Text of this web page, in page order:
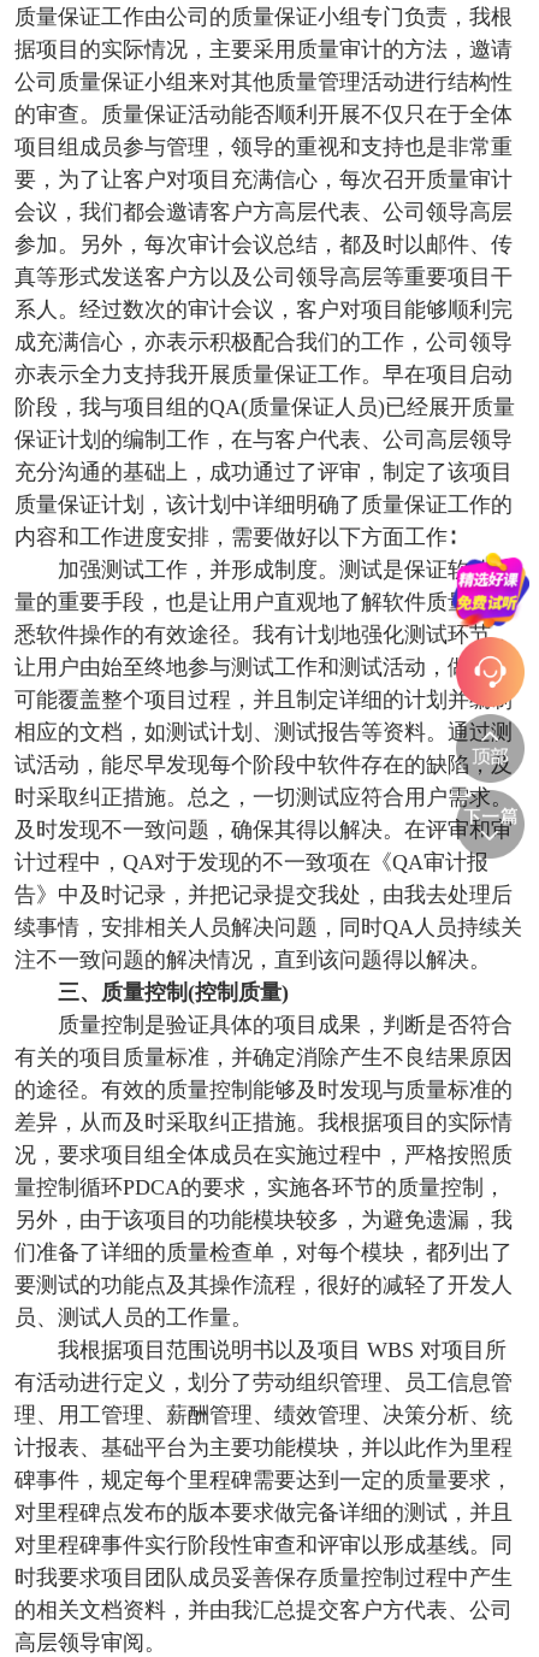
质量保证工作由公司的质量保证小组专门负责，我根
据项目的实际情况，主要采用质量审计的方法，邀请
公司质量保证小组来对其他质量管理活动进行结构性
的审查。质量保证活动能否顺利开展不仅只在于全体
项目组成员参与管理，领导的重视和支持也是非常重
要，为了让客户对项目充满信心，每次召开质量审计
会议，我们都会邀请客户方高层代表、公司领导高层
参加。另外，每次审计会议总结，都及时以邮件、传
真等形式发送客户方以及公司领导高层等重要项目干
系人。经过数次的审计会议，客户对项目能够顺利完
成充满信心，亦表示积极配合我们的工作，公司领导
亦表示全力支持我开展质量保证工作。早在项目启动
阶段，我与项目组的QA(质量保证人员)已经展开质量
保证计划的编制工作，在与客户代表、公司高层领导
充分沟通的基础上，成功通过了评审，制定了该项目
质量保证计划，该计划中详细明确了质量保证工作的
内容和工作进度安排，需要做好以下方面工作∶
加强测试工作，并形成制度。测试是保证软件质
量的重要手段，也是让用户直观地了解软件质量和熟
悉软件操作的有效途径。我有计划地强化测试环节，
让用户由始至终地参与测试工作和测试活动，做到尽
可能覆盖整个项目过程，并且制定详细的计划并编制
相应的文档，如测试计划、测试报告等资料。通过测
试活动，能尽早发现每个阶段中软件存在的缺陷，及
时采取纠正措施。总之，一切测试应符合用户需求。
及时发现不一致问题，确保其得以解决。在评审和审
计过程中，QA对于发现的不一致项在《QA审计报
告》中及时记录，并把记录提交我处，由我去处理后
续事情，安排相关人员解决问题，同时QA人员持续关
注不一致问题的解决情况，直到该问题得以解决。
三、质量控制(控制质量)
质量控制是验证具体的项目成果，判断是否符合
有关的项目质量标准，并确定消除产生不良结果原因
的途径。有效的质量控制能够及时发现与质量标准的
差异，从而及时采取纠正措施。我根据项目的实际情
况，要求项目组全体成员在实施过程中，严格按照质
量控制循环PDCA的要求，实施各环节的质量控制，
另外，由于该项目的功能模块较多，为避免遗漏，我
们准备了详细的质量检查单，对每个模块，都列出了
要测试的功能点及其操作流程，很好的减轻了开发人
员、测试人员的工作量。
我根据项目范围说明书以及项目 WBS 对项目所
有活动进行定义，划分了劳动组织管理、员工信息管
理、用工管理、薪酬管理、绩效管理、决策分析、统
计报表、基础平台为主要功能模块，并以此作为里程
碑事件，规定每个里程碑需要达到一定的质量要求，
对里程碑点发布的版本要求做完备详细的测试，并且
对里程碑事件实行阶段性审查和评审以形成基线。同
时我要求项目团队成员妥善保存质量控制过程中产生
的相关文档资料，并由我汇总提交客户方代表、公司
高层领导审阅。